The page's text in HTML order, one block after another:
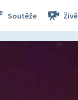
Soutěže Živě